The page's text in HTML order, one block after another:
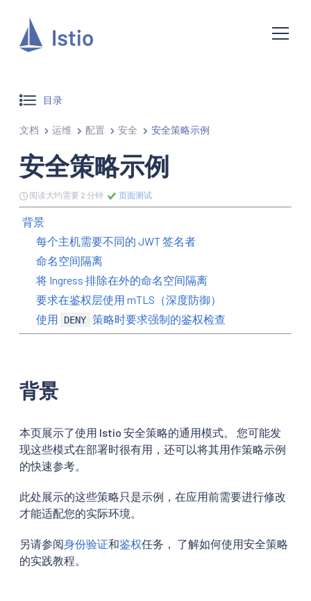
目录
文档 运维 配置 安全 安全策略示例
安全策略示例
阅读大约需要 2 分钟 页面测试
背景
每个主机需要不同的 JWT 签名者
命名空间隔离
将 Ingress 排除在外的命名空间隔离
要求在鉴权层使用 mTLS（深度防御）
使用
DENY 策略时要求强制的鉴权检查
背景
本页展示了使用 Istio 安全策略的通用模式。 您可能发
现这些模式在部署时很有用，还可以将其用作策略示例
的快速参考。
此处展示的这些策略只是示例，在应用前需要进行修改
才能适配您的实际环境。
另请参阅身份验证和鉴权任务， 了解如何使用安全策略
的实践教程。